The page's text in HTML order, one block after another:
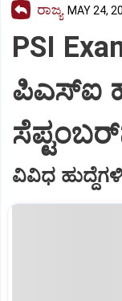
ರಾಜ್ಯ MAY 24,
PSI
ಪಿಎಸ್‌ಐ
ವಿವಿಧ